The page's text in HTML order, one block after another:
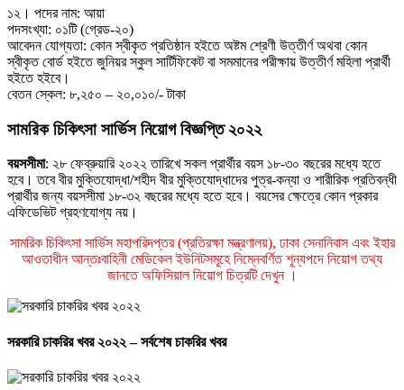
১২। পদের নাম: আয়া
পদসংখ্যা: ০১টি (গ্রেড-২০)
আবেদন যোগ্যতা: কোন স্বীকৃত প্রতিষ্ঠান হইতে অষ্টম শ্রেণী উত্তীর্ণ অথবা কোন
স্বীকৃত বাের্ড হইতে জুনিয়র স্কুল সার্টিফিকেট বা সমমানের পরীক্ষায় উত্তীর্ণ মহিলা প্রার্থী
হইতে হইবে।
বেতন স্কেল: ৮,২৫০ – ২০,০১০/- টাকা
সামরিক চিকিৎসা সার্ভিস নিয়োগ বিজ্ঞপ্তি ২০২২
বয়সসীমা: ২৮ ফেব্রুয়ারি ২০২২ তারিখে সকল প্রার্থীর বয়স ১৮-৩০ বছরের মধ্যে হতে
হবে। তবে বীর মুক্তিযােদ্ধা/শহীদ বীর মুক্তিযােদ্ধাদের পুত্র-কন্যা ও শারীরিক প্রতিবন্ধী
প্রার্থীর জন্য বয়সসীমা ১৮-৩২ বছরের মধ্যে হতে হবে। বয়সের ক্ষেত্রে কোন প্রকার
এফিডেভিট গ্রহণযােগ্য নয়।
সামরিক চিকিৎসা সার্ভিস মহাপরিদপ্তর (প্রতিরক্ষা মন্ত্রণালয়), ঢাকা সেনানিবাস এবং ইহার
আওতাধীন আন্তঃবাহিনী মেডিকেল ইউনিটসমূহে নিম্নেবর্ণিত শূন্যপদে নিয়োগ তথ্য
জানতে অফিসিয়াল নিয়োগ চিত্রটি দেখুন ।
সরকারি চাকরির খবর ২০২২ – সর্বশেষ চাকরির খবর